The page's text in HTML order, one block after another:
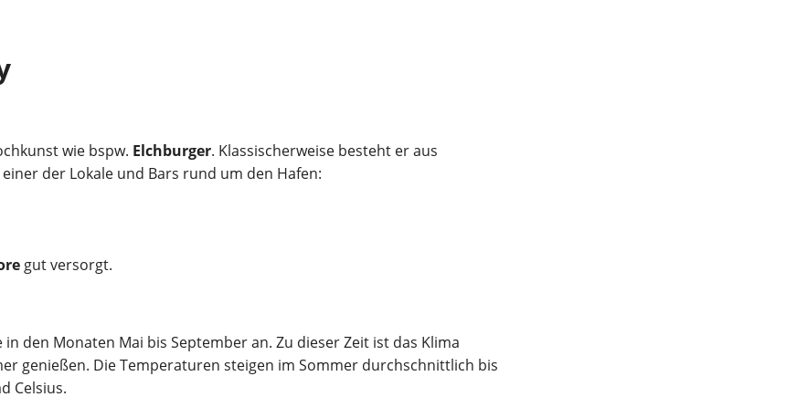
wie bspw. Elchburger. Klassischerweise besteht er aus
der Lokale und Bars rund um den Hafen:
gut versorgt.
den Monaten Mai bis September an. Zu dieser Zeit ist das Klima
genießen. Die Temperaturen steigen im Sommer durchschnittlich bis
Celsius.